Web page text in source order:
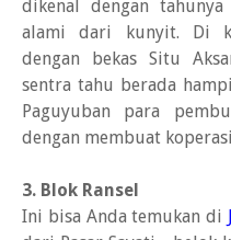
dikenal dengan
alami dari kunyit. Di
dengan bekas Situ
sentra tahu berada
Paguyuban para
dengan membuat
3. Blok Ransel
Ini bisa Anda temukan di